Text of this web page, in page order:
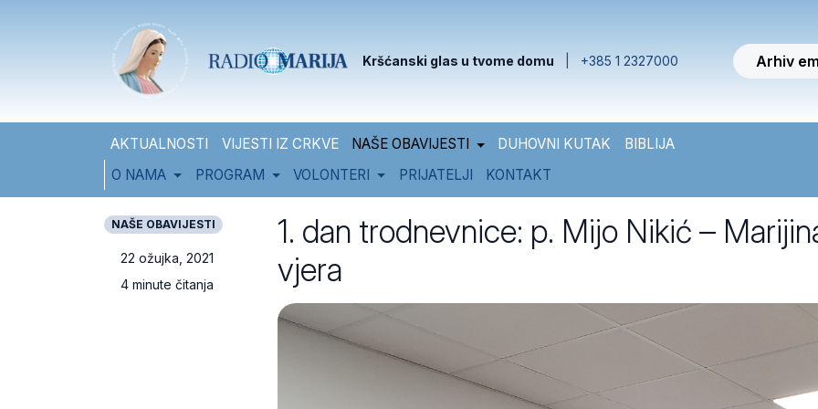
Kršćanski glas u tvome domu +385 1 2327000 Arhiv
AKTUALNOSTI VIJESTI IZ CRKVE NAŠE OBAVIJESTI DUHOVNI KUTAK
BIBLIJA
O NAMA
PROGRAM VOLONTERI PRIJATELJI KONTAKT
NAŠE OBAVIJESTI
22 ožujka, 2021
4 minute čitanja
1. dan trodnevnice: p. Mijo Nikić –
vjera